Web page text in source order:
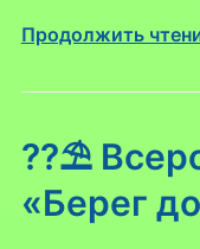
Продолжить
??⛱
«Берег